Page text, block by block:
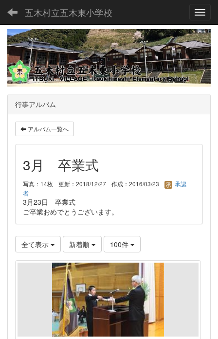
五木村立五木東小学校
行事アルバム
アルバム一覧へ
3月 卒業式
写真：14枚 更新：2018/12/27 作成：2016/03/23
承認
者
3月23日 卒業式
ご卒業おめでとうございます。
全て表示 新着順 100件